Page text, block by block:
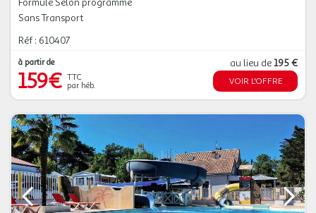
Formule Selon programme
Sans Transport
Réf : 610407
à partir de
159€ TTC
par héb.
au lieu de195 €
VOIR L'OFFRE